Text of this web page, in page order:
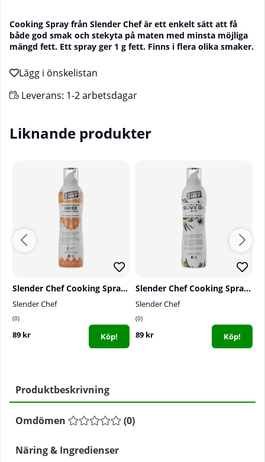
Cooking Spray från Slender Chef är ett enkelt sätt att få
både god smak och stekyta på maten med minsta möjliga
mängd fett. Ett spray ger 1 g fett. Finns i flera olika smaker.
Leverans: 1-2 arbetsdagar
Liknande produkter
Slender Chef Cooking Spray, 200 ml (Ghee)
Slender Chef
0
89 kr Köp!
Slender Chef Cooking Spray, 200 ml, Virgin Olive Oil
Slender Chef
0
89 kr Köp!
Produktbeskrivning
Omdömen (0)
Näring & Ingredienser